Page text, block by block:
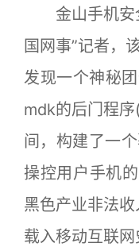
金山手机安
国网事”记者，
发现一个神秘
mdk的后门程
间，构建了一
操控用户手机的
黑色产业非法
载入移动互联网